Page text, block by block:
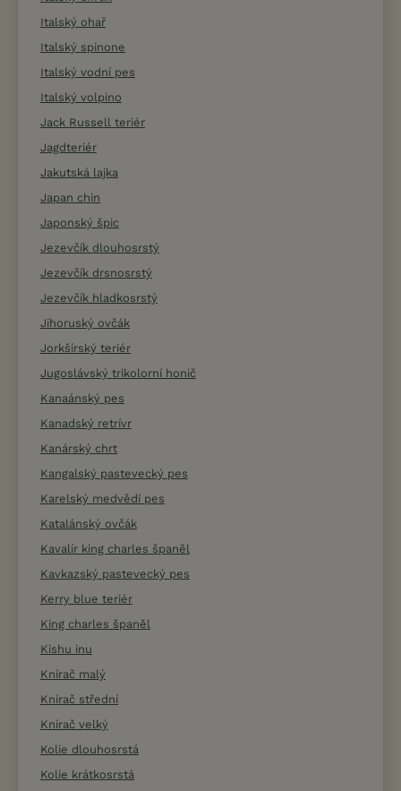
Italský ohař
Italský spinone
Italský vodní pes
Italský volpino
Jack Russell teriér
Jagdteriér
Jakutská lajka
Japan chin
Japonský špic
Jezevčík dlouhosrstý
Jezevčík drsnosrstý
Jezevčík hladkosrstý
Jihoruský ovčák
Jorkšírský teriér
Jugoslávský trikolorní honič
Kanaánský pes
Kanadský retrívr
Kanárský chrt
Kangalský pastevecký pes
Karelský medvědí pes
Katalánský ovčák
Kavalír king charles španěl
Kavkazský pastevecký pes
Kerry blue teriér
King charles španěl
Kishu inu
Knírač malý
Knírač střední
Knírač velký
Kolie dlouhosrstá
Kolie krátkosrstá